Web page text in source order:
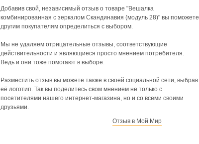
Добавив свой, независимый отзыв о товаре "Вешалка
комбинированная с зеркалом Скандинавия (модуль 28)" вы поможете
другим покупателям определиться с выбором.
Мы не удаляем отрицательные отзывы, соответствующие
действительности и являющиеся просто мнением потребителя.
Ведь и они тоже помогают в выборе.
Разместить отзыв вы можете также в своей социальной сети, выбрав
её логотип. Так вы поделитесь свом мнением не только с
посетителями нашего интернет-магазина, но и со всеми своими
друзьями.
Отзыв в Мой Мир